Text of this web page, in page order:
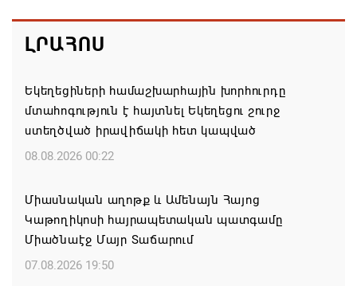
ԼՐԱՀՈՍ
Եկեղեցիների համաշխարհային խորհուրդը
մտահոգություն է հայտնել Եկեղեցու շուրջ
ստեղծված իրավիճակի հետ կապված
08.08.2026 00:22
Միասնական աղոթք և Ամենայն Հայոց
Կաթողիկոսի հայրապետական պատգամը
Միածնաէջ Մայր Տաճարում
07.08.2026 19:50